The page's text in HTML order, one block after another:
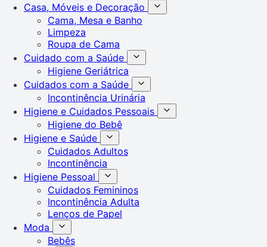
Casa, Móveis e Decoração
Cama, Mesa e Banho
Limpeza
Roupa de Cama
Cuidado com a Saúde
Higiene Geriátrica
Cuidados com a Saúde
Incontinência Urinária
Higiene e Cuidados Pessoais
Higiene do Bebê
Higiene e Saúde
Cuidados Adultos
Incontinência
Higiene Pessoal
Cuidados Femininos
Incontinência Adulta
Lenços de Papel
Moda
Bebês